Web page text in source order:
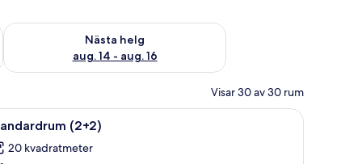
aug. 7 - aug. 9
Nästa helg
aug. 14 - aug. 16
Kontrollera tillgängligheten för nästa helg aug. 14 - aug. 16
Visar 30 av 30 rum
med en stol, en telefon och en TV.Ett hotellrum med en stor säng, ett
2 (2+2)
20 kvadratmeter